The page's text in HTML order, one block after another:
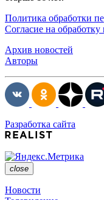
Политика обработки
Согласие на
Архив новостей
Авторы
Разработка сайта
close
Новости